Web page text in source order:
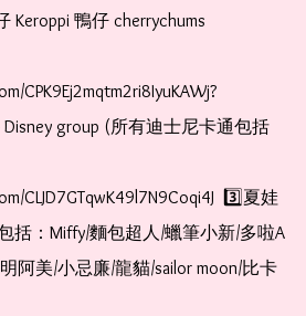
Keroppi 鴨仔 cherrychums
CPK9Ej2mqtm2ri8IyuKAWj?
group (所有迪士尼卡通包括
CLJD7GTqwK49l7N9Coqi4J  3️⃣夏娃
括：Miffy/麵包超人/蠟筆小新/多啦A
阿美/小忌廉/龍貓/sailor moon/比卡